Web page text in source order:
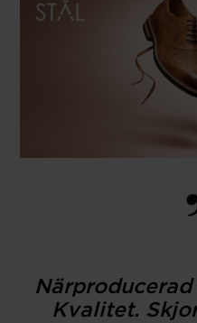
Närproducerad
Kvalitet.